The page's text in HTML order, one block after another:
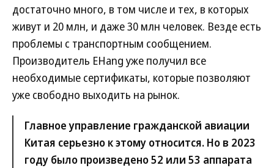
достаточно много, в том числе и тех, в которых
живут и 20 млн, и даже 30 млн человек. Везде есть
проблемы с транспортным сообщением.
Производитель EHang уже получил все
необходимые сертификаты, которые позволяют
уже свободно выходить на рынок.
Главное управление гражданской авиации
Китая серьезно к этому относится. Но в 2023
году было произведено 52 или 53 аппарата